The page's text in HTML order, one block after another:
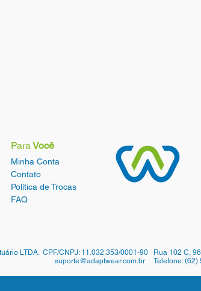
ParaVocê
Minha Conta
Contato
Política de Trocas
FAQ
LTDA. CPF/CNPJ: 11.032.353/0001-90 Rua 102 C,
suporte@adaptwear.com.br Telefone: (62)